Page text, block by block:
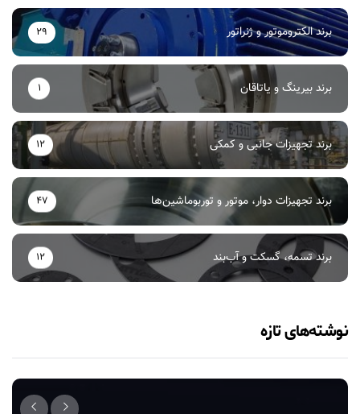
برند الکتروموتور و ژنراتور 29
برند بیرینگ و یاتاقان 1
برند تجهیزات جانبی و کمکی 12
برند تجهیزات دوار، موتور و توربوماشین‌ها 47
برند تسمه، گسکت و آب‌بند 12
نوشته‌های تازه